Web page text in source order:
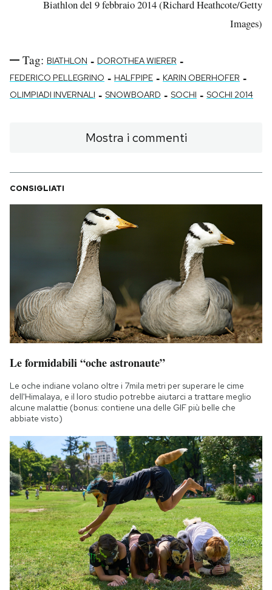
Biathlon del 9 febbraio 2014 (Richard Heathcote/Getty
Images)
Tag: BIATHLON - DOROTHEA WIERER -
FEDERICO PELLEGRINO - HALFPIPE - KARIN OBERHOFER -
OLIMPIADI INVERNALI - SNOWBOARD - SOCHI - SOCHI 2014
Mostra i commenti
CONSIGLIATI
Le formidabili “oche astronaute”
Le oche indiane volano oltre i 7mila metri per superare le cime
dell'Himalaya, e il loro studio potrebbe aiutarci a trattare meglio
alcune malattie (bonus: contiene una delle GIF più belle che
abbiate visto)